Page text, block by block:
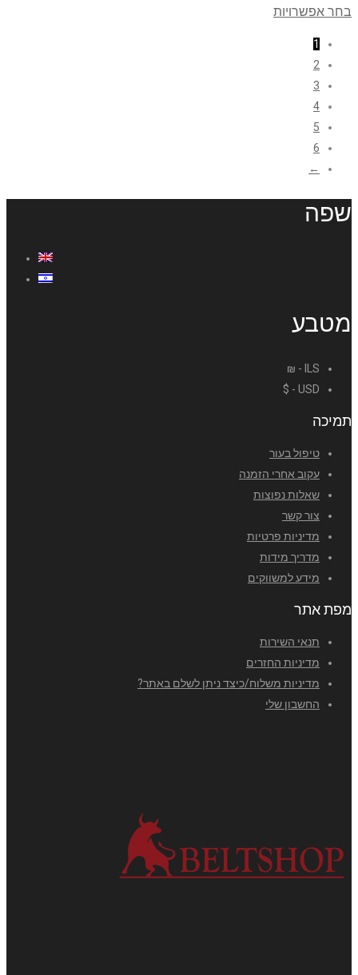
בחר אפשרויות
1
2
3
4
5
6
←
שפה
מטבע
ILS - ₪
USD - $
תמיכה
טיפול בעור
עקוב אחרי הזמנה
שאלות נפוצות
צור קשר
מדיניות פרטיות
מדריך מידות
מידע למשווקים
מפת אתר
תנאי השירות
מדיניות החזרים
מדיניות משלוח/כיצד ניתן לשלם באתר?
החשבון שלי